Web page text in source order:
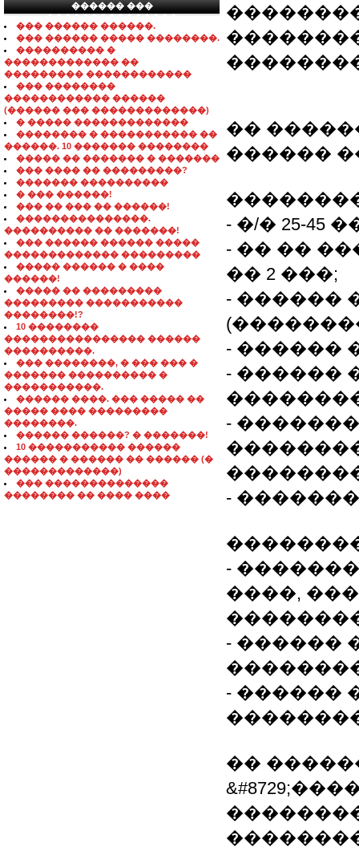
������ ���
���������������
��� ������ ������.
��� ������ ����� ��������.
���������� �
������������� ��
��������� ������������
��� ��������
������������ ������
(������ ��� �������������)
� ����� �������������
�������� � ����������� ��
������. 10 ������� ��������
����� �� ������� � �������
��� ���� �� ���������?
������� ����������
� ��� ������!
��� �� ��� �� ������!
���������������.
���������� �� �������!
��� ������ ������ �����
������������� ���������
����� ������ � ����
������!
����� �� ���������
��������� �����������
��������!?
10 ��������
���������������� ������
����������.
��� ��������, � ��� ��� �
������� ���������� �
�����������.
������ ����. ��� ����� ��
����� ���� ���������
��������.
������ ������? � �������!
10 ����������� ������
������ � ������ �� ������ (�
�������������)
��� ��������������
�������� �� ���� ����
��
������
- �/� 25-45
- �� ��
�� 2 ���;
- ������
- ������
- ������
-
-
-
����,
- ������
- ������
��